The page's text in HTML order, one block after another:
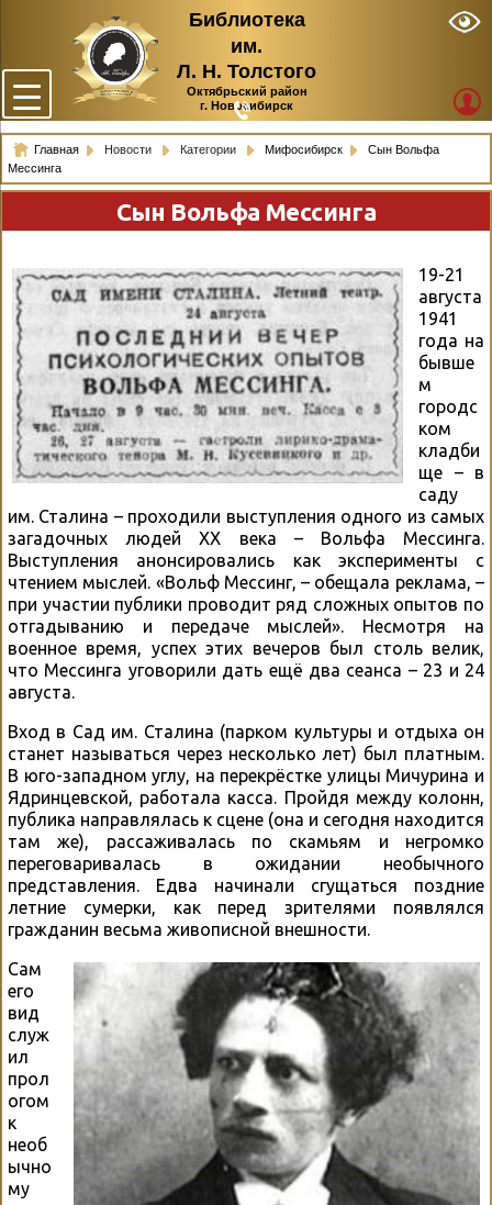
Библиотека
им.
Л. Н. Толстого
Октябрьский район
г. Новосибирск
Главная Новости Категории Мифосибирск
Сын Вольфа
Мессинга
Сын Вольфа Мессинга
19-21
августа
1941
года на
бывше
м
городс
ком
кладби
ще – в
саду
им. Сталина – проходили выступления одного из самых
загадочных людей ХХ века – Вольфа Мессинга.
Выступления анонсировались как эксперименты с
чтением мыслей. «Вольф Мессинг, – обещала реклама, –
при участии публики проводит ряд сложных опытов по
отгадыванию и передаче мыслей». Несмотря на
военное время, успех этих вечеров был столь велик,
что Мессинга уговорили дать ещё два сеанса – 23 и 24
августа.
Вход в Сад им. Сталина (парком культуры и отдыха он
станет называться через несколько лет) был платным.
В юго-западном углу, на перекрёстке улицы Мичурина и
Ядринцевской, работала касса. Пройдя между колонн,
публика направлялась к сцене (она и сегодня находится
там же), рассаживалась по скамьям и негромко
переговаривалась в ожидании необычного
представления. Едва начинали сгущаться поздние
летние сумерки, как перед зрителями появлялся
гражданин весьма живописной внешности.
Сам
его
вид
служ
ил
прол
огом
к
необ
ычно
му